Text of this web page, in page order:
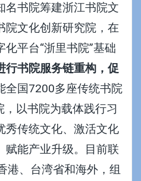
名书院筹建浙江书院文
院文化创新研究院，在
化平台“浙里书院”基础
行书院服务链重构，促
全国7200多座传统书院
以书院为载体践行习
秀传统文化、激活文化
赋能产业升级。目前联
港、台湾省和海外，组